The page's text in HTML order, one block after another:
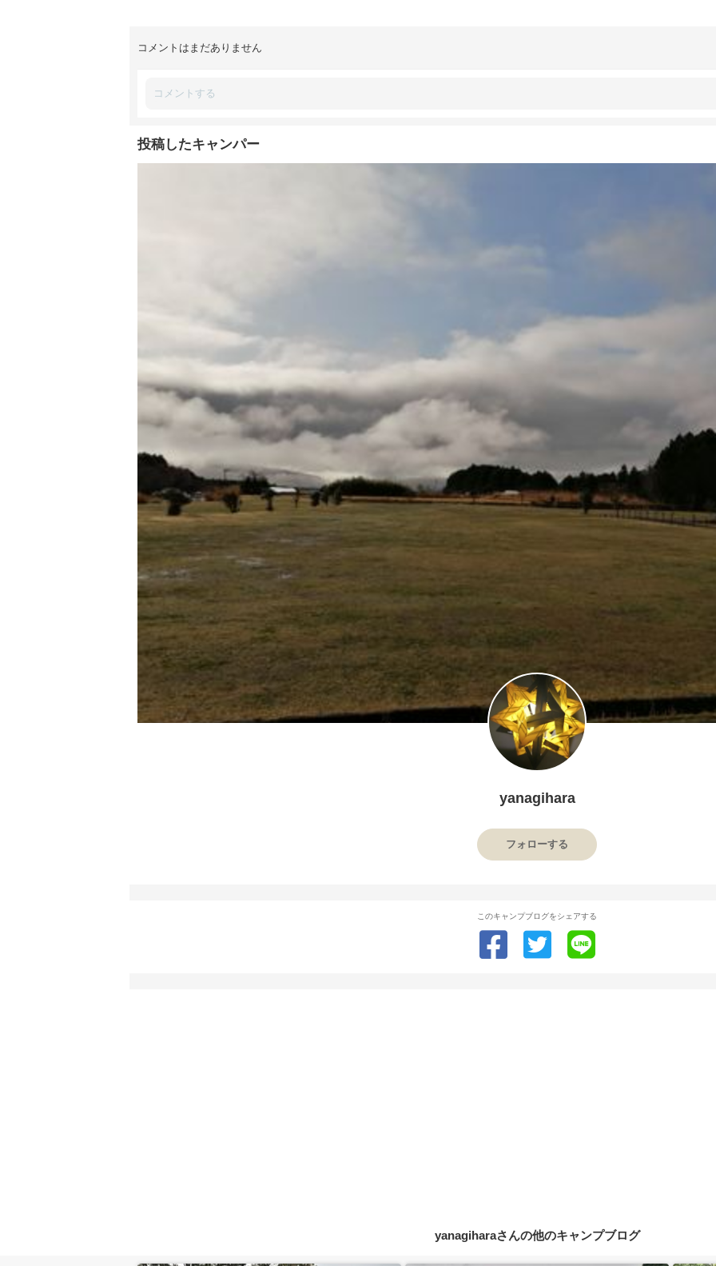
コメントはまだありません
投稿したキャンパー
yanagihara
フォローする
このキャンプブログをシェアする
yanagiharaさんの他のキャンプブログ